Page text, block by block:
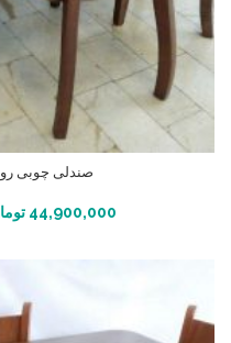
صندلی چوبی
44,900,000